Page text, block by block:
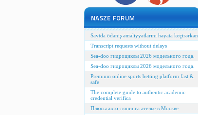
Saytda ödəniş əməliyyatlarını həyata keçirərkən
Transcript requests without delays
Sea-doo гидроциклы 2026 модельного года.
Sea-doo гидроциклы 2026 модельного года.
Premium online sports betting platform fast &
safe
The complete guide to authentic academic
credential verifica
Плюсы авто тюнинга ателье в Москве